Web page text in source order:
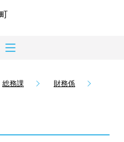
総務課
財務係